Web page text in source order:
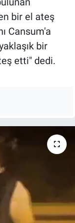
bir el ateş
Cansum'a
bir
etti" dedi.